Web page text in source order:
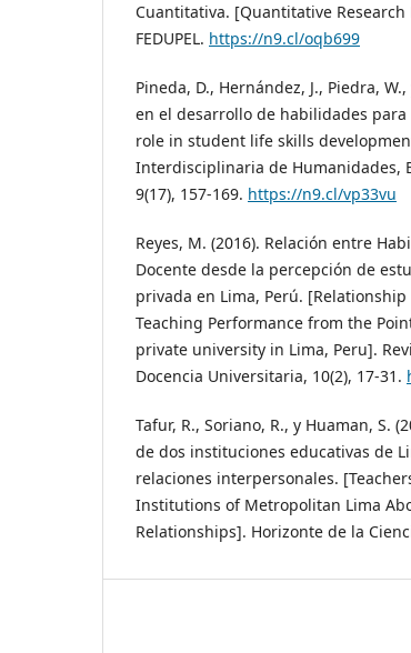
Cuantitativa. [Quantitative
FEDUPEL. https://n9.cl/oqb699
Pineda, D., Hernández, J., Piedra,
en el desarrollo de habilidades
role in student life skills
Interdisciplinaria de Humanidades,
9(17), 157-169. https://n9.cl/vp33vu
Reyes, M. (2016). Relación entre
Docente desde la percepción de
privada en Lima, Perú. [Relationship
Teaching Performance from the
private university in Lima, Peru].
Docencia Universitaria, 10(2), 17-31.
Tafur, R., Soriano, R., y Huaman, S.
de dos instituciones educativas de
relaciones interpersonales.
Institutions of Metropolitan Lima
Relationships]. Horizonte de la